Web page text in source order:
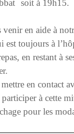
soit à 19h15.
venir en aide à
toujours à
en restant à
en contact
à cette
pour les